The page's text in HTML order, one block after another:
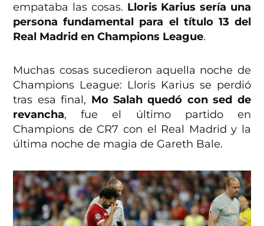
empataba las cosas. Lloris Karius sería una
persona fundamental para el título 13 del
Real Madrid en Champions League.
Muchas cosas sucedieron aquella noche de
Champions League: Lloris Karius se perdió
tras esa final, Mo Salah quedó con sed de
revancha, fue el último partido en
Champions de CR7 con el Real Madrid y la
última noche de magia de Gareth Bale.